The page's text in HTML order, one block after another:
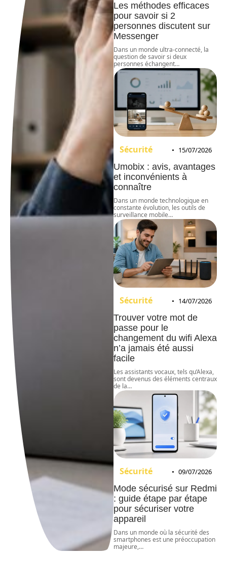
Les méthodes efficaces
pour savoir si 2
personnes discutent sur
Messenger
Dans un monde ultra-connecté, la
question de savoir si deux
personnes échangent…
Sécurité 15/07/2026
Umobix : avis, avantages
et inconvénients à
connaître
Dans un monde technologique en
constante évolution, les outils de
surveillance mobile…
Sécurité 14/07/2026
Trouver votre mot de
passe pour le
changement du wifi Alexa
n’a jamais été aussi
facile
Les assistants vocaux, tels qu’Alexa,
sont devenus des éléments centraux
de la…
Sécurité 09/07/2026
Mode sécurisé sur Redmi
: guide étape par étape
pour sécuriser votre
appareil
Dans un monde où la sécurité des
smartphones est une préoccupation
majeure,…